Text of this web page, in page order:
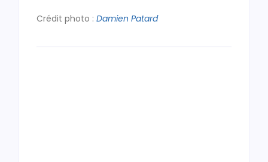
Crédit photo : Damien Patard